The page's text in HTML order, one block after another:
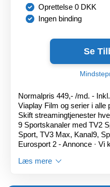
Oprettelse 0 DKK
Ingen binding
Se
Normalpris 449,- /md. -
Viaplay Film og serier i alle
Skift streamingtjenester
9 Sportskanaler med TV2
Sport, TV3 Max, Kanal9,
Eurosport 2 - Annonce ·
Læs mere